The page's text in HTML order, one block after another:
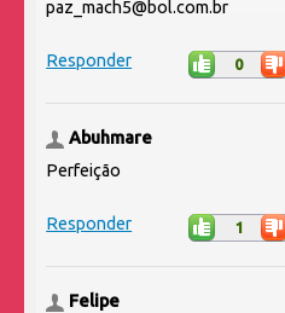
paz_mach5@bol.com.br
Responder 0
Abuhmare
Perfeição
Responder 1
Felipe